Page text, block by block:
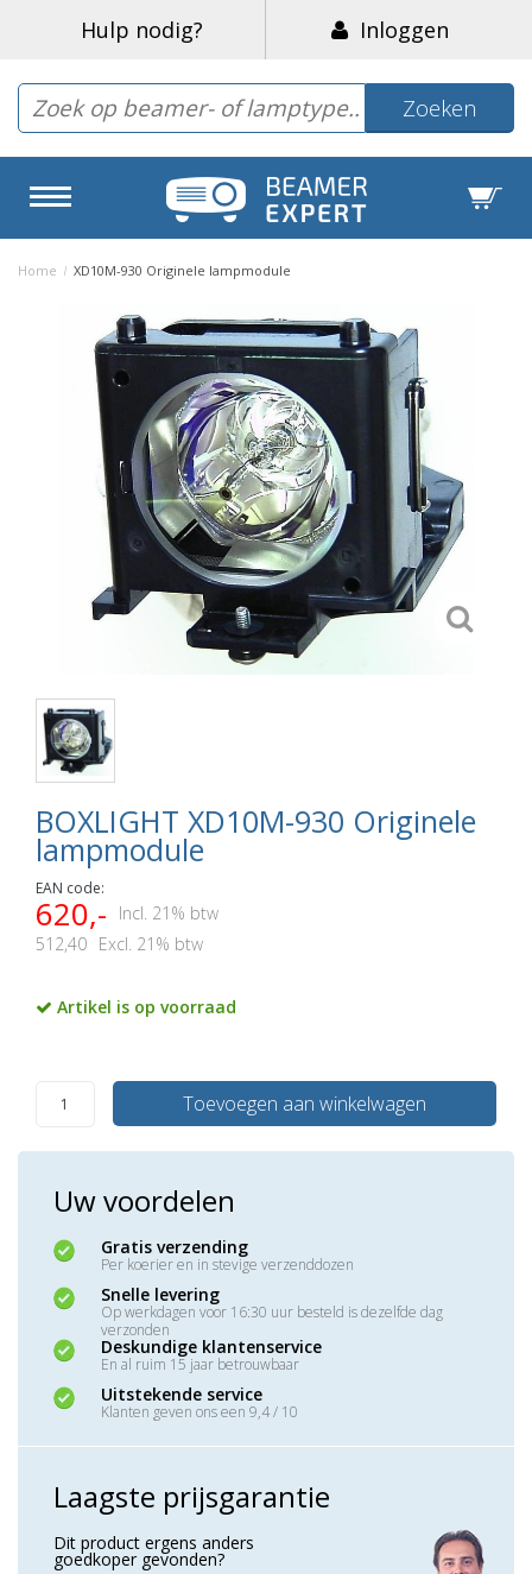
Hulp nodig? Inloggen
Zoeken
Home / XD10M-930 Originele lampmodule
BOXLIGHT XD10M-930 Originele
lampmodule
EAN code:
620,-
Incl. 21% btw
512,40 Excl. 21% btw
Artikel is op voorraad
Toevoegen aan winkelwagen
Uw voordelen
Gratis verzending
Per koerier en in stevige verzenddozen
Snelle levering
Op werkdagen voor 16:30 uur besteld is dezelfde dag
verzonden
Deskundige klantenservice
En al ruim 15 jaar betrouwbaar
Uitstekende service
Klanten geven ons een 9,4 / 10
Laagste prijsgarantie
Dit product ergens anders
goedkoper gevonden?